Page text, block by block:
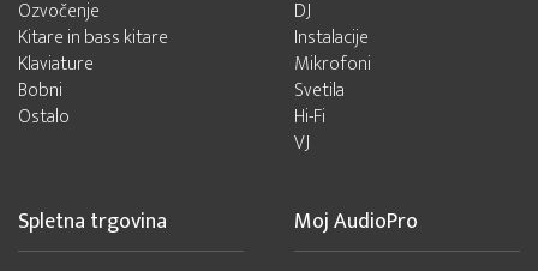
Ozvočenje
Kitare in bass kitare
Klaviature
Bobni
Ostalo
DJ
Instalacije
Mikrofoni
Svetila
Hi-Fi
VJ
Spletna trgovina Moj AudioPro